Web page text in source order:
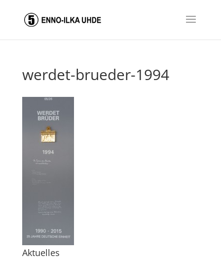
werdet-brueder-1994
Aktuelles